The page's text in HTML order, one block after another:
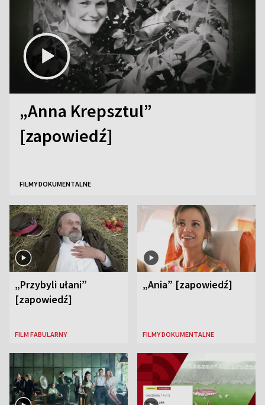
„Anna Krepsztul”
[zapowiedź]
FILMY DOKUMENTALNE
„Przybyli ułani”
[zapowiedź]
FILM FABULARNY
„Ania” [zapowiedź]
FILMY DOKUMENTALNE